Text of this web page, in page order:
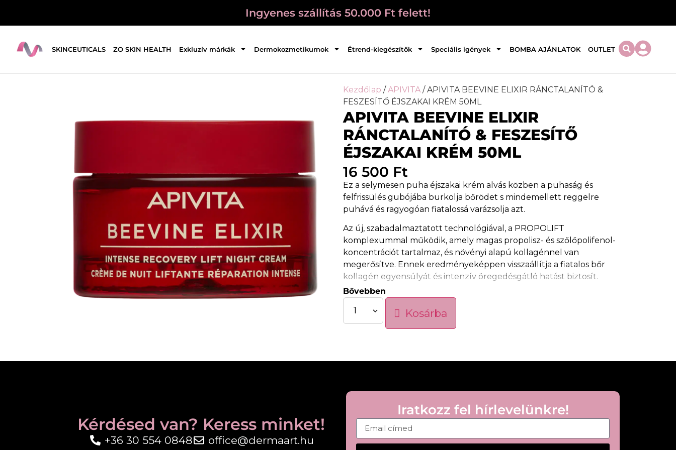
Ingyenes szállítás 50.000 Ft felett!
SKINCEUTICALS ZO SKIN HEALTH Exkluzív márkák Dermokozmetikumok Étrend-kiegészítők Speciális igények BOMBA AJÁNLATOK OUTLET
Kezdőlap /APIVITA / APIVITA BEEVINE ELIXIR RÁNCTALANÍTÓ &
FESZESÍTŐ ÉJSZAKAI KRÉM 50ML
APIVITA BEEVINE ELIXIR
RÁNCTALANÍTÓ & FESZESÍTŐ
ÉJSZAKAI KRÉM 50ML
16 500 Ft
Ez a selymesen puha éjszakai krém alvás közben a puhaság és
felfrissülés gubójába burkolja bőrödet s mindemellett reggelre
puhává és ragyogóan fiatalossá varázsolja azt.
Az új, szabadalmaztatott technológiával, a PROPOLIFT
komplexummal működik, amely magas propolisz- és szőlőpolifenol-
koncentrációt tartalmaz, és növényi alapú kollagénnel van
megerősítve. Ennek eredményeképpen visszaállítja a fiatalos bőr
kollagén egyensúlyát és intenzív öregedésgátló hatást biztosít.
A propolisznak és a szőlő polifenoloknak, valamint a növényi
kollagénnek köszönhetően kitölti a ráncokat, feszesebbnek tűnő
bőrt biztosít, újradefiniálja és megemeli az arckontúrokat.
hatásának köszönhetően újra kiegyenlíti és kisimítja a bőrt. A papaya
Bővebben
Kosárba
Iratkozz fel hírlevelünkre!
Kérdésed van? Keress minket!
+36 30 554 0848 office@dermaart.hu